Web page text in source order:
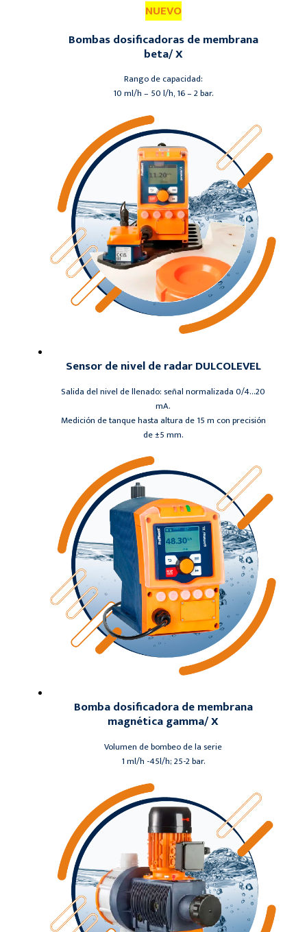
NUEVO
Bombas dosificadoras de membrana
beta/ X
Rango de capacidad:
10 ml/h – 50 l/h, 16 – 2 bar.
Sensor de nivel de radar DULCOLEVEL
Salida del nivel de llenado: señal normalizada 0/4…20
mA.
Medición de tanque hasta altura de 15 m con precisión
de ±5 mm.
Bomba dosificadora de membrana
magnética gamma/ X
Volumen de bombeo de la serie
1 ml/h -45l/h; 25-2 bar.